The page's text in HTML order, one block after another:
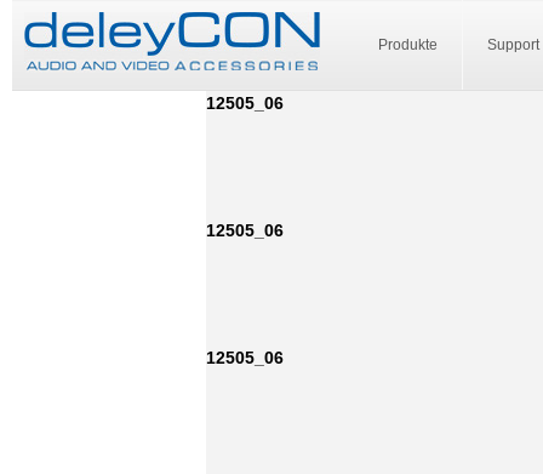
Produkte Support
12505_06
12505_06
12505_06